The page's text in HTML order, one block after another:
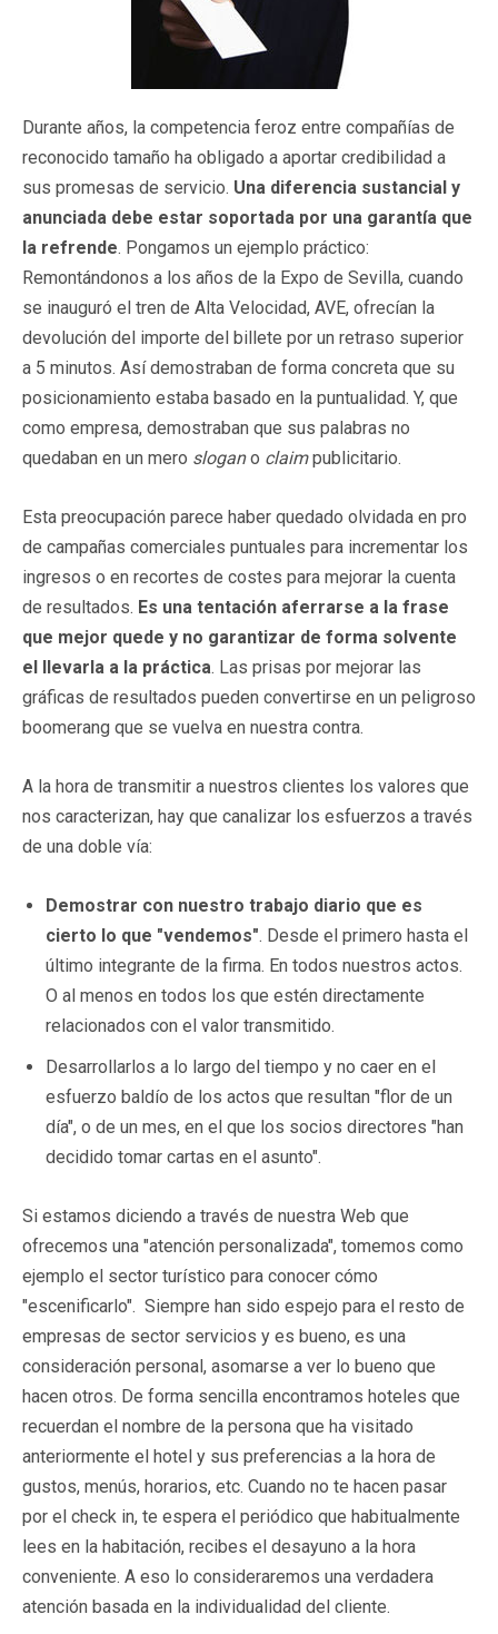
Durante años, la competencia feroz entre compañías de
reconocido tamaño ha obligado a aportar credibilidad a
sus promesas de servicio. Una diferencia sustancial y
anunciada debe estar soportada por una garantía que
la refrende. Pongamos un ejemplo práctico:
Remontándonos a los años de la Expo de Sevilla, cuando
se inauguró el tren de Alta Velocidad, AVE, ofrecían la
devolución del importe del billete por un retraso superior
a 5 minutos. Así demostraban de forma concreta que su
posicionamiento estaba basado en la puntualidad. Y, que
como empresa, demostraban que sus palabras no
quedaban en un mero slogano claimpublicitario.
Esta preocupación parece haber quedado olvidada en pro
de campañas comerciales puntuales para incrementar los
ingresos o en recortes de costes para mejorar la cuenta
de resultados. Es una tentación aferrarse a la frase
que mejor quede y no garantizar de forma solvente
el llevarla a la práctica. Las prisas por mejorar las
gráficas de resultados pueden convertirse en un peligroso
boomerang que se vuelva en nuestra contra.
A la hora de transmitir a nuestros clientes los valores que
nos caracterizan, hay que canalizar los esfuerzos a través
de una doble vía:
Demostrar con nuestro trabajo diario que es
cierto lo que "vendemos". Desde el primero hasta el
último integrante de la firma. En todos nuestros actos.
O al menos en todos los que estén directamente
relacionados con el valor transmitido.
Desarrollarlos a lo largo del tiempo y no caer en el
esfuerzo baldío de los actos que resultan "flor de un
día", o de un mes, en el que los socios directores "han
decidido tomar cartas en el asunto".
Si estamos diciendo a través de nuestra Web que
ofrecemos una "atención personalizada", tomemos como
ejemplo el sector turístico para conocer cómo
"escenificarlo". Siempre han sido espejo para el resto de
empresas de sector servicios y es bueno, es una
consideración personal, asomarse a ver lo bueno que
hacen otros. De forma sencilla encontramos hoteles que
recuerdan el nombre de la persona que ha visitado
anteriormente el hotel y sus preferencias a la hora de
gustos, menús, horarios, etc. Cuando no te hacen pasar
por el check in, te espera el periódico que habitualmente
lees en la habitación, recibes el desayuno a la hora
conveniente. A eso lo consideraremos una verdadera
atención basada en la individualidad del cliente.